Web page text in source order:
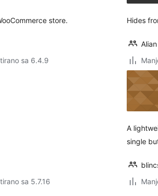
store.
sa 6.4.9
Hides
sa 5.7.16
A
single